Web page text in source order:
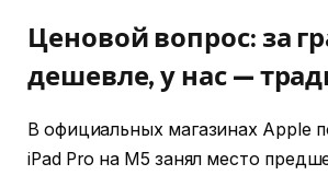
Ценовой вопрос: за
дешевле, у нас —
В официальных магазинах Apple
iPad Pro на M5 занял место